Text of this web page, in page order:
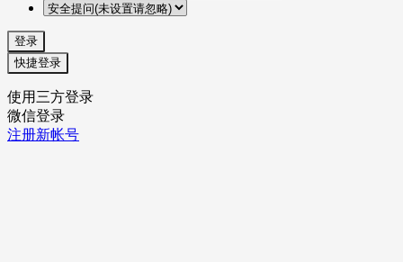
登录
快捷登录
使用三方登录
微信登录
注册新帐号